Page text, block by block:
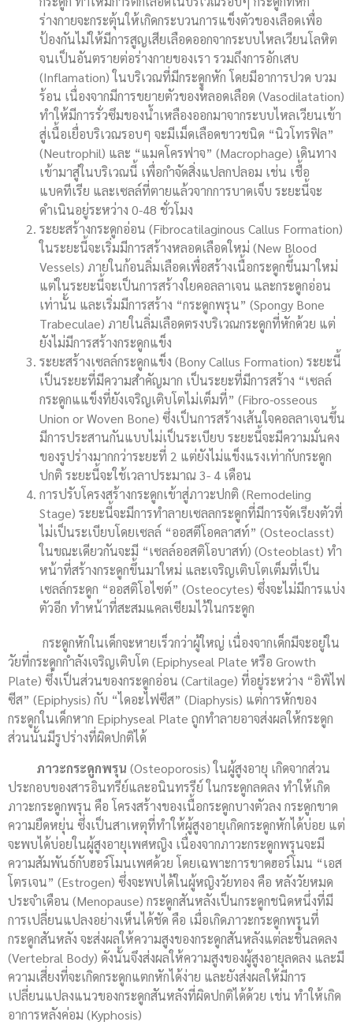
ร่างกายจะกระตุ้นให้เกิดกระบวนการแข็งตัวของเลือดเพื่อ
ป้องกันไม่ให้มีการสูญเสียเลือดออกจากระบบไหลเวียนโลหิต
จนเป็นอันตรายต่อร่างกายของเรา รวมถึงการอักเสบ
(Inflamation) ในบริเวณที่มีกระดููกหัก โดยมีอาการปวด บวม
ร้อน เนื่องจากมีการขยายตัวของหลอดเลือด (Vasodilatation)
ทำให้มีการรั่วซึมของน้ำเหลืองออกมาจากระบบไหลเวียนเข้า
สู่เนื้อเยื่อบริเวณรอบๆ จะมีเม็ดเลือดขาวชนิด “นิวโทรฟิล”
(Neutrophil) และ “แมคโครฟาจ” (Macrophage) เดินทาง
เข้ามาสู่ในบริเวณนี้ เพื่อกำจัดสิ่งแปลกปลอม เช่น เชื้อ
แบคทีเรีย และเซลล์ที่ตายแล้วจากการบาดเจ็บ ระยะนี้จะ
ดำเนินอยู่ระหว่าง 0-48 ชั่วโมง
ระยะสร้างกระดูกอ่อน (Fibrocatilaginous Callus Formation)
ในระยะนี้จะเริ่มมีการสร้างหลอดเลือดใหม่ (New Blood
Vessels) ภายในก้อนลิ่มเลือดเพื่อสร้างเนื้อกระดูกขึ้นมาใหม่
แต่ในระยะนี้จะเป็นการสร้างใยคอลลาเจน และกระดูกอ่อน
เท่านั้น และเริ่มมีการสร้าง “กระดูกพรุน” (Spongy Bone
Trabeculae) ภายในลิ่มเลือดตรงบริเวณกระดูกที่หักด้วย แต่
ยังไม่มีการสร้างกระดูกแข็ง
ระยะสร้างเซลล์กระดูกแข็ง (Bony Callus Formation) ระยะนี้
เป็นระยะที่มีความสำคัญมาก เป็นระยะที่มีการสร้าง “เซลล์
กระดูกแแข็งที่ยังเจริญเติบโตไม่เต็มที่” (Fibro-osseous
Union or Woven Bone) ซึ่งเป็นการสร้างเส้นใจคอลลาเจนขึ้น
มีการประสานกันแบบไม่เป็นระเบียบ ระยะนี้จะมีความมั่นคง
ของรูปร่างมากกว่าระยะที่ 2 แต่ยังไม่แข็งแรงเท่ากับกระดูก
ปกติ ระยะนี้จะใช้เวลาประมาณ 3- 4 เดือน
การปรับโครงสร้างกระดูกเข้าสู่ภาวะปกติ (Remodeling
Stage) ระยะนี้จะมีการทำลายเซลลกระดูกที่มีการจัดเรียงตัวที่
ไม่เป็นระเบียบโดยเซลล์ “ออสตีโอคลาสท์” (Osteoclasst)
ในขณะเดียวกันจะมี “เซลล์ออสติโอบาสท์) (Osteoblast) ทำ
หน้าที่สร้างกระดูกขึ้นมาใหม่ และเจริญเติบโตเต็มที่เป็น
เซลล์กระดูก “ออสติโอไซต์” (Osteocytes) ซึ่งจะไม่มีการแบ่ง
ตัวอีก ทำหน้าที่สะสมแคลเซียมไว้ในกระดูก
กระดูกหักในเด็กจะหายเร็วกว่าผู้ใหญ่ เนื่องจากเด็กมีจะอยู่ใน
วัยที่กระดูกกำลังเจริญเติบโต (Epiphyseal Plate หรือ Growth
Plate) ซึ่งเป็นส่วนของกระดูกอ่อน (Cartilage) ที่อยู่ระหว่าง “อิพิไฟ
ซีส” (Epiphysis) กับ “ไดอะไฟซีส” (Diaphysis) แต่การหักของ
กระดูกในเด็กหาก Epiphyseal Plate ถูกทำลายอาจส่งผลให้กระดูก
ส่วนนั้นมีรูปร่างที่ผิดปกติได้
ภาวะกระดูกพรุน (Osteoporosis) ในผู้สูงอายุ เกิดจากส่วน
ประกอบของสารอินทรีย์และอนินทรรีย์ ในกระดูกลดลง ทำให้เกิด
ภาวะกระดูกพรุน คือ โครงสร้างของเนื้อกระดูกบางตัวลง กระดูกขาด
ความยืดหยุ่น ซึ่งเป็นสาเหตุที่ทำให้ผู้สูงอายุเกิดกระดูกหักได้บ่อย แต่
จะพบได้บ่อยในผู้สูงอายุเพศหญิง เนื่องจากภาวะกระดูกพรุนจะมี
ความสัมพันธ์กับฮอร์โมนเพศด้วย โดยเฉพาะการขาดฮอร์โมน “เอส
โตรเจน” (Estrogen) ซึ่งจะพบได้ในผู้หญิงวัยทอง คือ หลังวัยหมด
ประจำเดือน (Menopause) กระดูกสันหลังเป็นกระดูกชนิดหนึ่งที่มี
การเปลี่ยนแปลงอย่างเห็นได้ชัด คือ เมื่อเกิดภาวะกระดูกพรุนที่
กระดูกสันหลัง จะส่งผลให้ความสูงของกระดูกสันหลังแต่ละชิ้นลดลง
(Vertebral Body) ดังนั้นจึงส่งผลให้ความสูงของผู้สูงอายุลดลง และมี
ความเสี่ยงที่จะเกิดกระดูกแตกหักได้ง่าย และยังส่งผลให้มีการ
เปลี่ยนแปลงแนวของกระดูกสันหลังที่ผิดปกติได้ด้วย เช่น ทำให้เกิด
อาการหลังค่อม (Kyphosis)